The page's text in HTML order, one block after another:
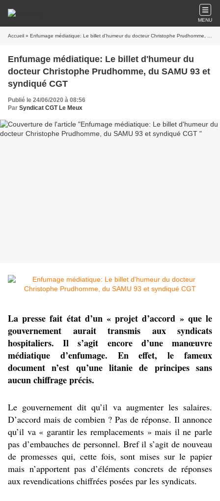
MENU
Accueil » Enfumage médiatique: Le billet d'humeur du docteur Christophe Prudhomme, du SAMU 93 et syndiqué CGT
Enfumage médiatique: Le billet d'humeur du
docteur Christophe Prudhomme, du SAMU 93 et
syndiqué CGT
Publié le 24/06/2020 à 08:56
Par Syndicat CGT Le Meux
La presse fait état d’un « projet d’accord » que le
gouvernement aurait transmis aux syndicats
hospitaliers. Il s’agit encore d’une manœuvre
médiatique d’enfumage. En effet, le fameux
document n’est qu’une litanie de principes sans
aucun chiffrage précis.
Le gouvernement dit qu’il va augmenter les salaires.
D’accord mais de combien ? Pas de réponse. Il annonce
qu’il va « garantir les remplacements » mais il ne parle
pas d’embauches de personnel. Bref il s’agit de nouveau
de promesses qui, cette fois, sont mises sur le papier
mais n’apportent pas d’éléments concrets de réponses
aux revendications chiffrées posées par les syndicats.